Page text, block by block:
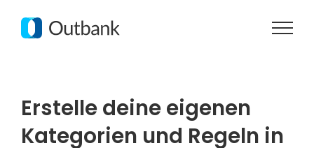
Inhalt
springen
Erstelle deine eigenen
Kategorien und Regeln in